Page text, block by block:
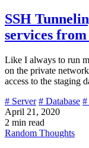
SSH
services
Like I always to run
on the private
access to the staging
# Server # Database #
April 21, 2020
2 min read
Random Thoughts